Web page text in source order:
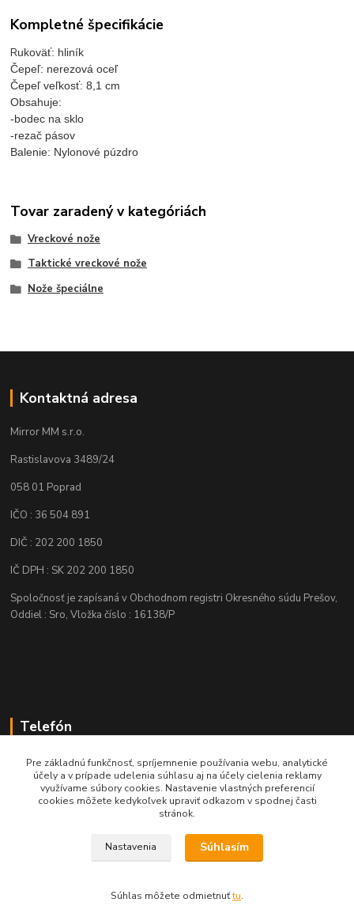
Kompletné špecifikácie
Rukoväť: hliník
Čepeľ: nerezová oceľ
Čepeľ veľkosť: 8,1 cm
Obsahuje:
-bodec na sklo
-rezač pásov
Balenie: Nylonové púzdro
Tovar zaradený v kategóriách
Vreckové nože
Taktické vreckové nože
Nože špeciálne
Kontaktná adresa
Mirror MM s.r.o.
Rastislavova 3489/24
058 01 Poprad
IČO : 36 504 891
DIČ : 202 200 1850
IČ DPH : SK 202 200 1850
Spoločnosť je zapísaná v Obchodnom registri Okresného súdu Prešov,
Oddiel : Sro, Vložka číslo : 16138/P
Telefón
+421 905 622 625
obchod@nozeplus.sk
Pre základnú funkčnosť, spríjemnenie používania webu, analytické
účely a v prípade udelenia súhlasu aj na účely cielenia reklamy
využívame súbory cookies. Nastavenie vlastných preferencií
cookies môžete kedykoľvek upraviť odkazom v spodnej časti
stránok.
Nastavenia Súhlasím
Súhlas môžete odmietnuťtu.